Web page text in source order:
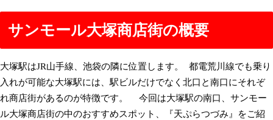
サンモール大塚商店街の概要
大塚駅はJR山手線、池袋の隣に位置します。 都電荒川線でも乗り
入れが可能な大塚駅には、駅ビルだけでなく北口と南口にそれぞ
れ商店街があるのが特徴です。 今回は大塚駅の南口、サンモー
ル大塚商店街の中のおすすめスポット、『天ぷらつづみ』をご紹